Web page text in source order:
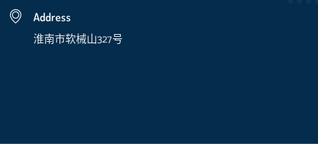
Address
淮南市软械山327号